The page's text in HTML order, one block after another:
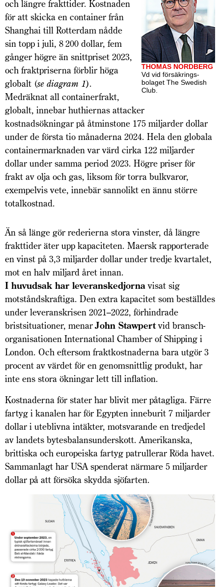
THOMAS NORDBERG
Vd vid försäkrings­
bolaget The Swedish
Club.
och längre frakttider. Kostnaden
för att skicka en container från
Shanghai till Rotterdam nådde
sin topp i juli, 8 200 dollar, fem
gånger högre än snittpriset 2023,
och fraktpriserna förblir höga
globalt (se diagram 1).
Medräknat all containerfrakt,
globalt, innebar huthiernas attacker
kostnadsökningar på åtminstone 175 miljarder dollar
under de första tio månaderna 2024. Hela den globala
containermarknaden var värd cirka 122 miljarder
dollar under samma period 2023. Högre priser för
frakt av olja och gas, liksom för torra bulkvaror,
exempelvis vete, innebär sannolikt en ännu större
total­kostnad.
Än så länge gör rederierna stora vinster, då längre
frakttider äter upp kapaciteten. Maersk rapporterade
en vinst på 3,3 miljarder dollar under tredje kvartalet,
mot en halv miljard året innan.
I huvudsak har leveranskedjornavisat sig
motståndskraftiga. Den extra kapacitet som beställdes
under leveranskrisen 2021–2022, förhindrade
bristsituationer, menarJohn Stawpertvid bransch­
organisationen International Chamber of Shipping i
London. Och eftersom fraktkostnaderna bara utgör 3
procent av värdet för en genomsnittlig produkt, har
inte ens stora ökningar lett till inflation.
Kostnaderna för stater har blivit mer påtagliga. Färre
fartyg i kanalen har för Egypten inneburit 7 miljarder
dollar i uteblivna intäkter, motsvarande en tredjedel
av landets bytesbalansunderskott. Amerikanska,
brittiska och europeiska fartyg patrullerar Röda havet.
Sammanlagt har USA spenderat närmare 5 miljarder
dollar på att försöka skydda sjöfarten.